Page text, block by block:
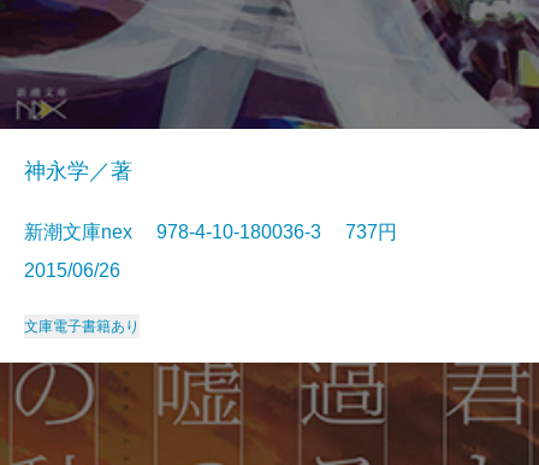
神永学／著
新潮文庫nex 978-4-10-180036-3 737円
2015/06/26
文庫電子書籍あり